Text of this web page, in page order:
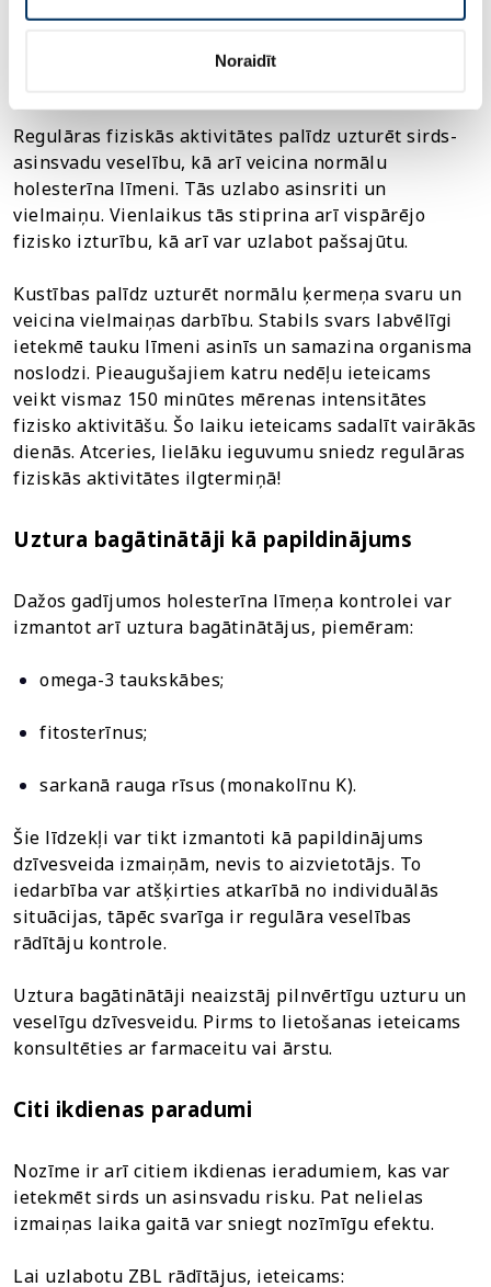
Noraidīt
darbību.
Fiziskās aktivitātes
Regulāras fiziskās aktivitātes palīdz uzturēt sirds-
asinsvadu veselību, kā arī veicina normālu
holesterīna līmeni. Tās uzlabo asinsriti un
vielmaiņu. Vienlaikus tās stiprina arī vispārējo
fizisko izturību, kā arī var uzlabot pašsajūtu.
Kustības palīdz uzturēt normālu ķermeņa svaru un
veicina vielmaiņas darbību. Stabils svars labvēlīgi
ietekmē tauku līmeni asinīs un samazina organisma
noslodzi. Pieaugušajiem katru nedēļu ieteicams
veikt vismaz 150 minūtes mērenas intensitātes
fizisko aktivitāšu. Šo laiku ieteicams sadalīt vairākās
dienās. Atceries, lielāku ieguvumu sniedz regulāras
fiziskās aktivitātes ilgtermiņā!
Uztura bagātinātāji kā papildinājums
Dažos gadījumos holesterīna līmeņa kontrolei var
izmantot arī uztura bagātinātājus, piemēram:
omega-3 taukskābes;
fitosterīnus;
sarkanā rauga rīsus (monakolīnu K).
Šie līdzekļi var tikt izmantoti kā papildinājums
dzīvesveida izmaiņām, nevis to aizvietotājs. To
iedarbība var atšķirties atkarībā no individuālās
situācijas, tāpēc svarīga ir regulāra veselības
rādītāju kontrole.
Uztura bagātinātāji neaizstāj pilnvērtīgu uzturu un
veselīgu dzīvesveidu. Pirms to lietošanas ieteicams
konsultēties ar farmaceitu vai ārstu.
Citi ikdienas paradumi
Nozīme ir arī citiem ikdienas ieradumiem, kas var
ietekmēt sirds un asinsvadu risku. Pat nelielas
izmaiņas laika gaitā var sniegt nozīmīgu efektu.
Lai uzlabotu ZBL rādītājus, ieteicams: